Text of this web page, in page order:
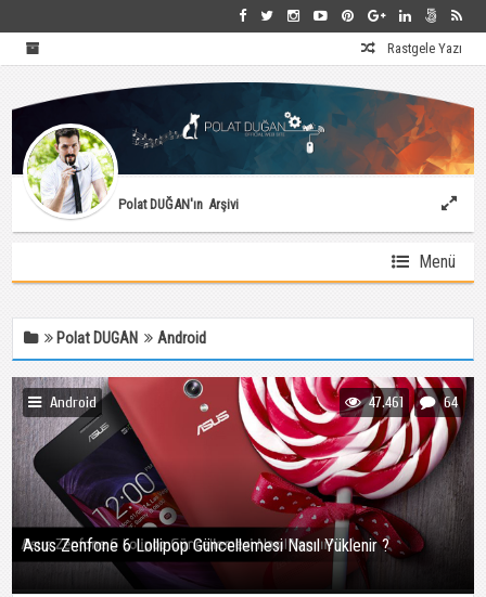
Rastgele Yazı
Polat DUĞAN'ın Arşivi
Menü
Polat DUGAN Android
Android 64
47.461
Asus Zenfone 6 Lollipop Güncellemesi Nasıl Yüklenir ?